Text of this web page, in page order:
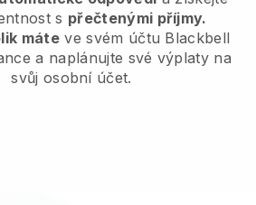
s přečtenými příjmy.
máte ve svém účtu Blackbell
a naplánujte své výplaty na
svůj osobní účet.